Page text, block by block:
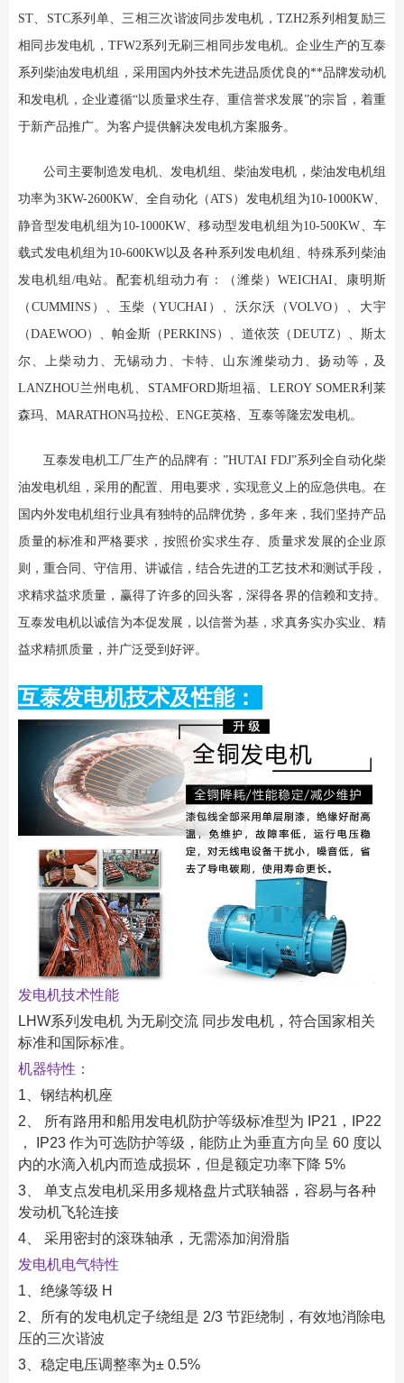
ST、STC系列单、三相三次谐波同步发电机，TZH2系列相复励三
相同步发电机，TFW2系列无刷三相同步发电机。企业生产的互泰
系列柴油发电机组，采用国内外技术先进品质优良的**品牌发动机
和发电机，企业遵循“以质量求生存、重信誉求发展”的宗旨，着重
于新产品推广。为客户提供解决发电机方案服务。
公司主要制造发电机、发电机组、柴油发电机，柴油发电机组
功率为3KW-2600KW、全自动化（ATS）发电机组为10-1000KW、
静音型发电机组为10-1000KW、移动型发电机组为10-500KW、车
载式发电机组为10-600KW以及各种系列发电机组、特殊系列柴油
发电机组/电站。配套机组动力有：（潍柴）WEICHAI、康明斯
（CUMMINS）、玉柴（YUCHAI）、沃尔沃（VOLVO）、大宇
（DAEWOO）、帕金斯（PERKINS）、道依茨（DEUTZ）、斯太
尔、上柴动力、无锡动力、卡特、山东潍柴动力、扬动等，及
LANZHOU兰州电机、STAMFORD斯坦福、LEROY SOMER利莱
森玛、MARATHON马拉松、ENGE英格、互泰等隆宏发电机。
互泰发电机工厂生产的品牌有：”HUTAI FDJ”系列全自动化柴
油发电机组，采用的配置、用电要求，实现意义上的应急供电。在
国内外发电机组行业具有独特的品牌优势，多年来，我们坚持产品
质量的标准和严格要求，按照价实求生存、质量求发展的企业原
则，重合同、守信用、讲诚信，结合先进的工艺技术和测试手段，
求精求益求质量，赢得了许多的回头客，深得各界的信赖和支持。
互泰发电机以诚信为本促发展，以信誉为基，求真务实办实业、精
益求精抓质量，并广泛受到好评。
互泰发电机技术及性能：
发电机技术性能
LHW系列发电机 为无刷交流 同步发电机，符合国家相关
标准和国际标准。
机器特性：
1、钢结构机座
2、 所有路用和船用发电机防护等级标准型为 IP21，IP22
， IP23 作为可选防护等级，能防止为垂直方向呈 60 度以
内的水滴入机内而造成损坏，但是额定功率下降 5%
3、 单支点发电机采用多规格盘片式联轴器，容易与各种
发动机飞轮连接
4、 采用密封的滚珠轴承，无需添加润滑脂
发电机电气特性
1、绝缘等级 H
2、所有的发电机定子绕组是 2/3 节距绕制，有效地消除电
压的三次谐波
3、稳定电压调整率为± 0.5%